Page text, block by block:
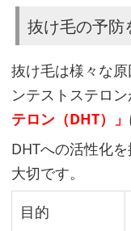
パ
ォ
ー
マ
ン
ス
を
抜け毛の予防
抜け毛は様々な
ンテストステロ
テロン（DHT）」
DHTへの活性化
大切です。
目的